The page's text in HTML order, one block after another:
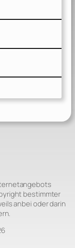
bestimmter
anbei oder darin